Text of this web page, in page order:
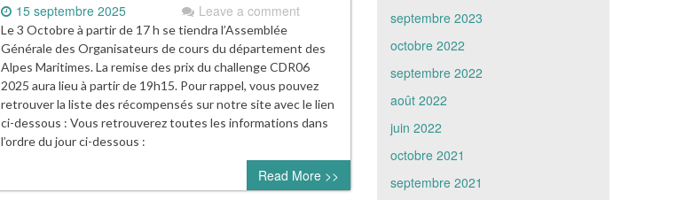
15 septembre 2025 Leave a comment
Le 3 Octobre à partir de 17 h se tiendra l’Assemblée
Générale des Organisateurs de cours du département des
Alpes Maritimes. La remise des prix du challenge CDR06
2025 aura lieu à partir de 19h15. Pour rappel, vous pouvez
retrouver la liste des récompensés sur notre site avec le lien
ci-dessous : Vous retrouverez toutes les informations dans
l’ordre du jour ci-dessous :
Read More >>
septembre 2023
octobre 2022
septembre 2022
août 2022
juin 2022
octobre 2021
septembre 2021